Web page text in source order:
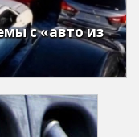
с «авто из